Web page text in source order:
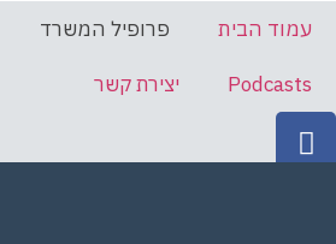
עמוד הבית פרופיל המשרד
Podcasts יצירת קשר